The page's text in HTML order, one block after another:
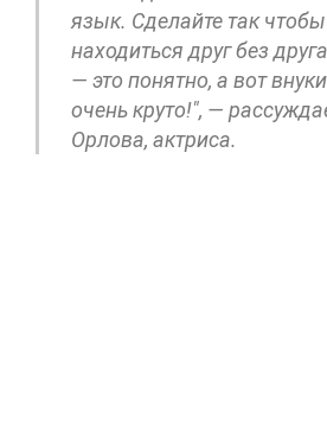
язык. Сделайте так
находиться друг без
— это понятно, а вот
очень круто!", —
Орлова, актриса.